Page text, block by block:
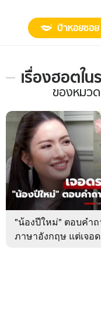
ความ
ฮาวทู
ป้าหอยซอย
เรื่องฮอตใ
เรื่อง
ใน
รอบ
สัปดาห์
ของ
หมวด
บันเทิง
ของหมวด
"น้องปีใหม่" ตอบคำ
ภาษาอังกฤษ แต่เจอ